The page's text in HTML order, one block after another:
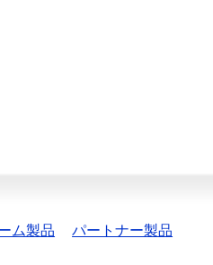
ム製品 パートナー製品